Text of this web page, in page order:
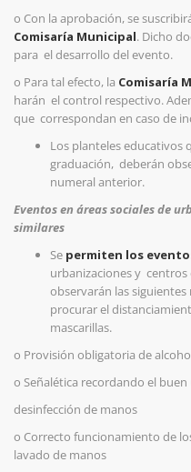
o Con la aprobación, se
Comisaría Municipal. Dicho
para el desarrollo del evento.
o Para tal efecto, la Comisaría
harán el control respectivo.
que correspondan en caso de
Los planteles educativos
graduación, deberán
numeral anterior.
Eventos en áreas sociales de
similares
Se permiten los
urbanizaciones y centros
observarán las siguientes
procurar el
mascarillas.
o Provisión obligatoria de
o Señalética recordando el
desinfección de manos
o Correcto funcionamiento de
lavado de manos